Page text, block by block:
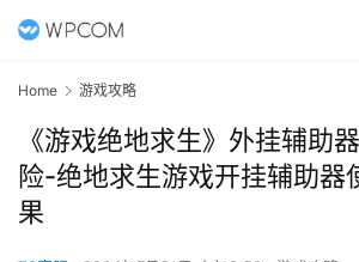
Home 游戏攻略
《游戏绝地求生》外挂辅助
险-绝地求生游戏开挂辅助器
果